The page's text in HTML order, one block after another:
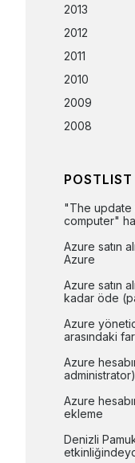
2013
2012
2011
2010
2009
2008
POSTLIST
"The update
computer"
Azure satın
Azure
Azure satın
kadar öde
Azure
arasındaki
Azure
Azure
ekleme
Denizli